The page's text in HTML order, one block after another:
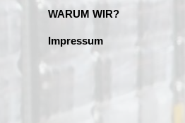
WARUM WIR?
Impressum